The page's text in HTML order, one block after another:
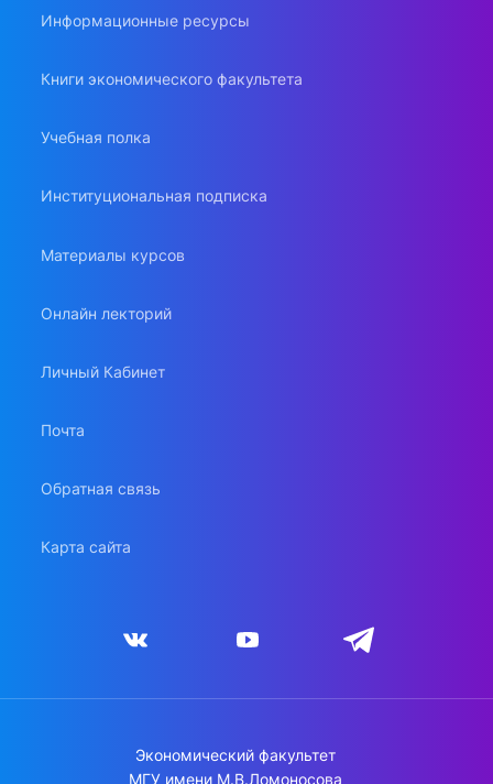
Информационные ресурсы
Книги экономического факультета
Учебная полка
Институциональная подписка
Материалы курсов
Онлайн лекторий
Личный Кабинет
Почта
Обратная связь
Карта сайта
Экономический факультет
МГУ имени М.В.Ломоносова